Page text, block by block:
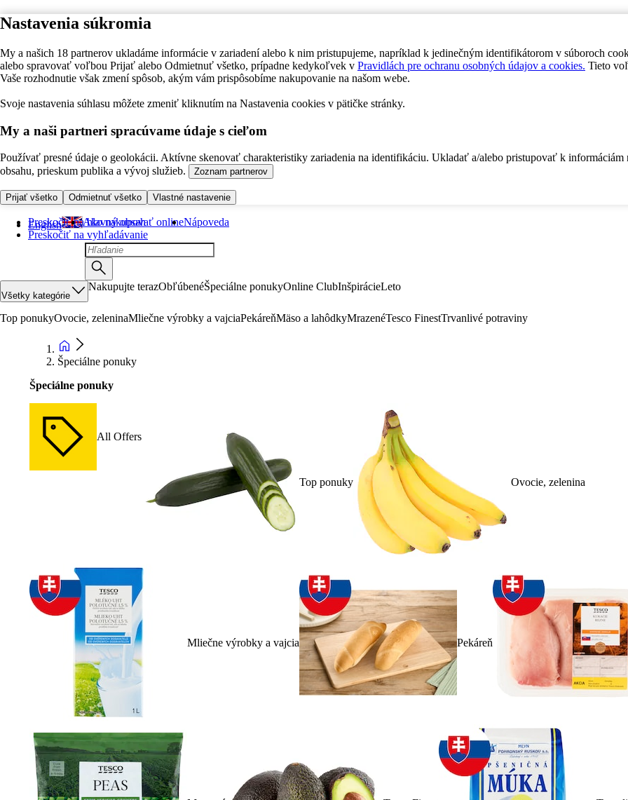
Nastavenia súkromia
My a našich 18 partnerov ukladáme informácie v zariadení alebo k nim pristupujeme, napríklad k jedinečným identifikátorom v súboroch
alebo spravovať voľbou Prijať alebo Odmietnuť všetko, prípadne kedykoľvek v Pravidlách pre ochranu osobných údajov a cookies. Tieto
Vaše rozhodnutie však zmení spôsob, akým vám prispôsobíme nakupovanie na našom webe.
Svoje nastavenia súhlasu môžete zmeniť kliknutím na Nastavenia cookies v pätičke stránky.
My a naši partneri spracúvame údaje s cieľom
Používať presné údaje o geolokácii. Aktívne skenovať charakteristiky zariadenia na identifikáciu. Ukladať a/alebo pristupovať k informáciám
obsahu, prieskum publika a vývoj služieb.
Zoznam partnerov
Prijať všetko Odmietnuť všetko Vlastné nastavenie
Preskočiť na hlavný obsah
Preskočiť na vyhľadávanie
English Ako nakupovať onlineNápoveda
Všetky kategórie
Nakupujte terazObľúbenéŠpeciálne ponukyOnline ClubInšpirácieLeto
Top ponukyOvocie, zeleninaMliečne výrobky a vajciaPekáreňMäso a lahôdkyMrazenéTesco FinestTrvanlivé potraviny
Špeciálne ponuky
Špeciálne ponuky
All Offers
Top ponuky Ovocie, zelenina
Mliečne výrobky a vajcia Pekáreň